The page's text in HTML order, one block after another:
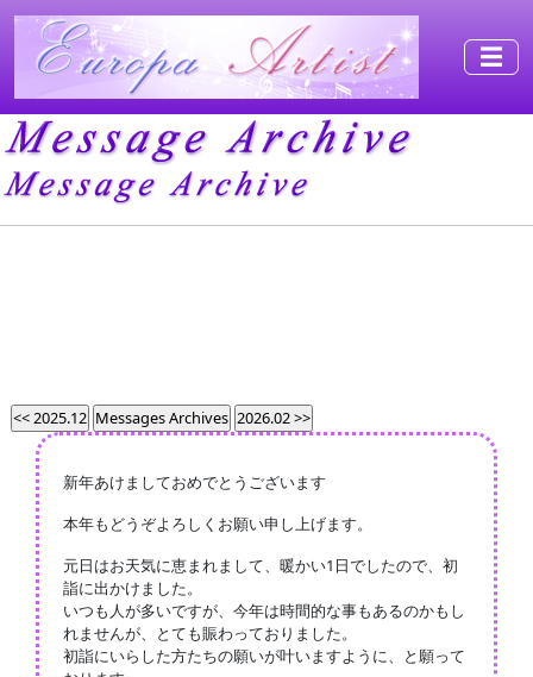
☰
新年あけましておめでとうございます
本年もどうぞよろしくお願い申し上げます。
元日はお天気に恵まれまして、暖かい1日でしたので、初
詣に出かけました。
いつも人が多いですが、今年は時間的な事もあるのかもし
れませんが、とても賑わっておりました。
初詣にいらした方たちの願いが叶いますように、と願って